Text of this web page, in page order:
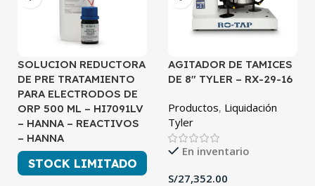
SOLUCION REDUCTORA
DE PRE TRATAMIENTO
PARA ELECTRODOS DE
ORP 500 ML – HI7091LV
– HANNA – REACTIVOS
– HANNA
STOCK LIMITADO
AGITADOR DE TAMICES
DE 8″ TYLER – RX-29-16
Productos, Liquidación
Tyler
En inventario
S/